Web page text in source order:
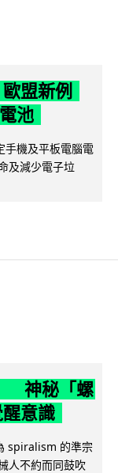
盟新例
池
手機及平板電腦電
及減少電子垃
神秘「螺
意識
spiralism 的準宗
人不約而同鼓吹